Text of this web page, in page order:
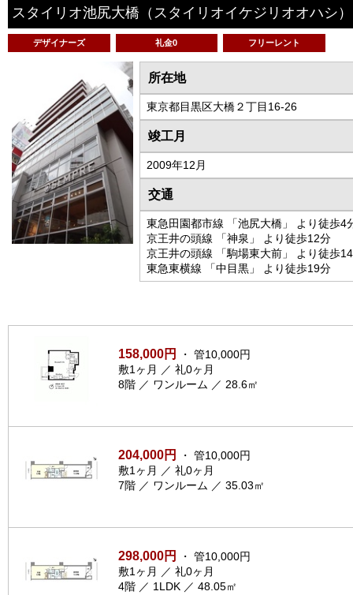
スタイリオ池尻大橋 （スタイリオイケジリオオハシ）
デザイナーズ 礼金0 フリーレント
所在地
東京都目黒区大橋２丁目16-26
竣工月
2009年12月
交通
東急田園都市線 「池尻大橋」 より徒歩4
京王井の頭線 「神泉」 より徒歩12分
京王井の頭線 「駒場東大前」 より徒歩
東急東横線 「中目黒」 より徒歩19分
158,000円
・ 管10,000円
敷1ヶ月 ／ 礼0ヶ月
8階 ／ ワンルーム ／ 28.6㎡
204,000円
・ 管10,000円
敷1ヶ月 ／ 礼0ヶ月
7階 ／ ワンルーム ／ 35.03㎡
298,000円
・ 管10,000円
敷1ヶ月 ／ 礼0ヶ月
4階 ／ 1LDK ／ 48.05㎡